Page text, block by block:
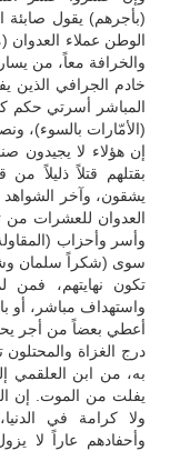
(بأجرهم) يقول صابئة
والخرافة معاً، من
خادم الجرافي الذين
المباشر أسرتي حكم
(الأمّارات بالسوء)،
إن هؤلاء لا يجيدون
بقتلهم قتلاً ذليلاً
يشقون، وآخر
العدوان للعشرات من
وأسر وأحزاب
سوى (شكراً سلمان
تكون نهايتهم، فمن
واستهداف مباشر، أو
أعطي بعضاً من أجر
درج الغزاة والمحتلون
به، من ابن العلقمي
يفلت من الموت. إن
ولا كرامة في
وأحفادهم عاراً لا